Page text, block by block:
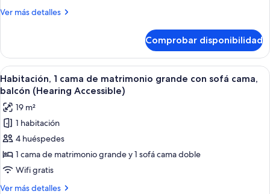
balcón
Ver más detalles
Más
2
habitaciones,
balcón
Comprobar disponibilidad
Abrir
todas
las
fotos
de
Habitación,
1
cama
de
Habitación de hotel con una cama
3
Habitación, 1 cama de matrimonio grande con sofá cama,
balcón (Hearing Accessible)
19 m²
1 habitación
4 huéspedes
1 cama de matrimonio grande y 1 sofá cama doble
Wifi gratis
Ver más detalles
Más